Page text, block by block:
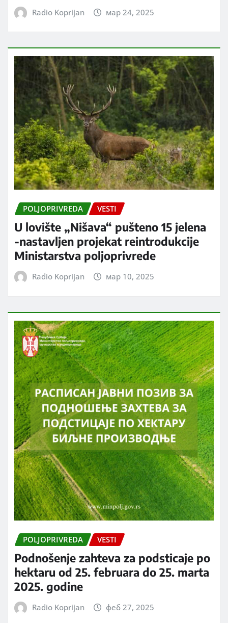
Radio Koprijan мар 24, 2025
POLJOPRIVREDA VESTI
U lovište „Nišava“ pušteno 15 jelena
-nastavljen projekat reintrodukcije
Ministarstva poljoprivrede
Radio Koprijan мар 10, 2025
POLJOPRIVREDA VESTI
Podnošenje zahteva za podsticaje po
hektaru od 25. februara do 25. marta
2025. godine
Radio Koprijan феб 27, 2025